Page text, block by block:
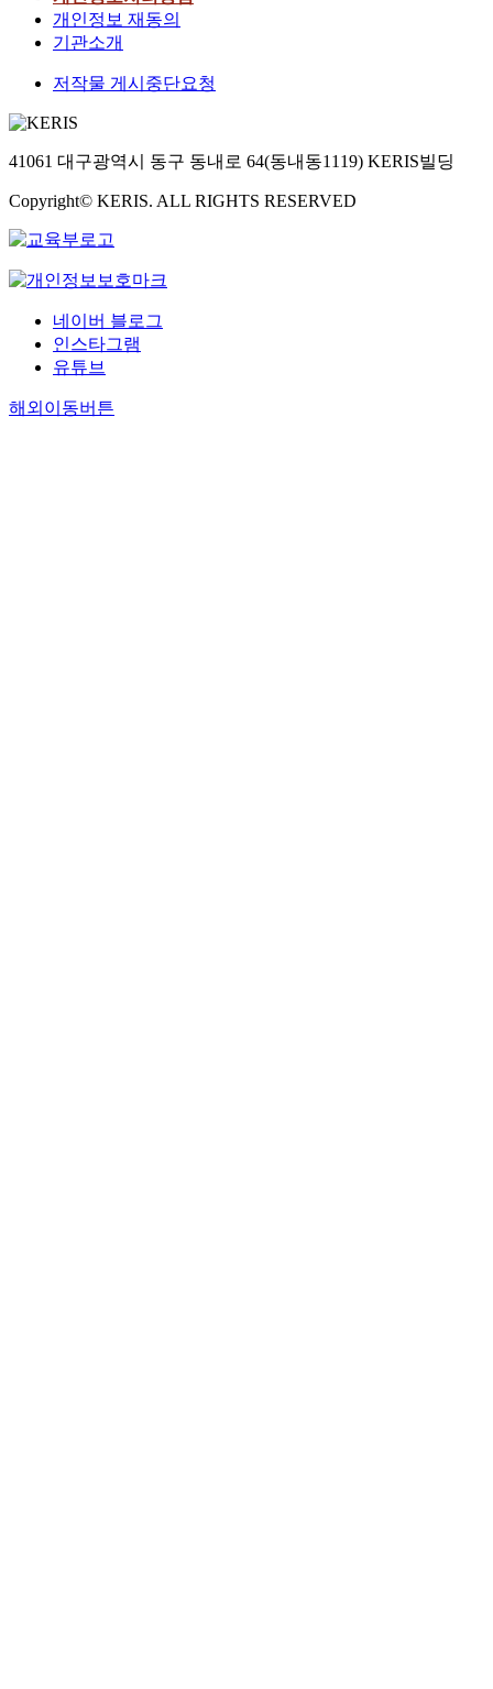
개인정보 재동의
기관소개
저작물 게시중단요청
41061 대구광역시 동구 동내로 64(동내동1119) KERIS빌딩
Copyright© KERIS. ALL RIGHTS RESERVED
네이버 블로그
인스타그램
유튜브
해외이동버튼